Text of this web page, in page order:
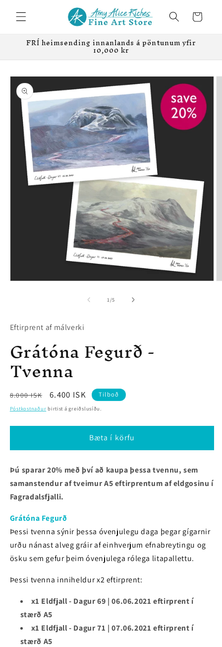
content
Karfa
FRÍ heimsending innanlands á pöntunum yfir
10,000 kr
Skip to
product
information
1/of
5
Eftirprent af málverki
Grátóna Fegurð -
Tvenna
Regular
price
8.000 ISK
Sale
price
6.400 ISK Tilboð
Póstkostnaður birtist á greiðslusíðu.
Bæta í körfu
Þú sparar 20% með því að kaupa þessa tvennu, sem
samanstendur af tveimur A5 eftirprentum af eldgosinu í
Fagradalsfjalli.
Grátóna Fegurð
Þessi tvenna sýnir þessa óvenjulegu daga þegar gígarnir
urðu nánast alveg gráir af einhverjum efnabreytingu og
ösku sem gefur þeim óvenjulega rólega litapallettu.
Þessi tvenna inniheldur x2 eftirprent:
x1 Eldfjall - Dagur69 | 06.06.2021eftirprent í
stærð A5
x1 Eldfjall - Dagur71 | 07.06.2021eftirprent í
stærð A5